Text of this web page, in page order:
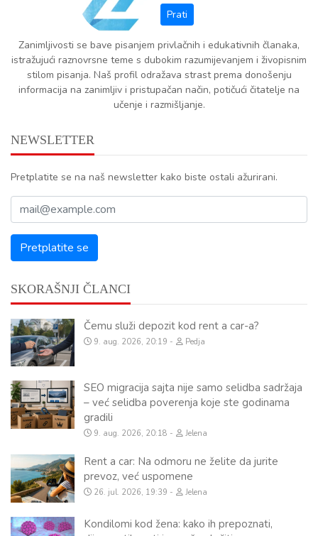
Zanimljivosti se bave pisanjem privlačnih i edukativnih članaka,
istražujući raznovrsne teme s dubokim razumijevanjem i živopisnim
stilom pisanja. Naš profil odražava strast prema donošenju
informacija na zanimljiv i pristupačan način, potičući čitatelje na
učenje i razmišljanje.
NEWSLETTER
Pretplatite se na naš newsletter kako biste ostali ažurirani.
SKORAŠNJI ČLANCI
Čemu služi depozit kod rent a car-a?
9. aug. 2026, 20:19 Pedja
SEO migracija sajta nije samo selidba sadržaja
– već selidba poverenja koje ste godinama
gradili
9. aug. 2026, 20:18 Jelena
Rent a car: Na odmoru ne želite da jurite
prevoz, već uspomene
26. jul. 2026, 19:39 Jelena
Kondilomi kod žena: kako ih prepoznati,